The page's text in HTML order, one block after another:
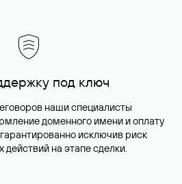
под ключ
наши специалисты
доменного имени и оплату
исключив риск
на этапе сделки.